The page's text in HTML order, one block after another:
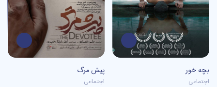
بچه خور
اجتماعی
پیش مرگ
اجتماعی